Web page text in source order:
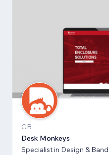
GB
Desk Monkeys
Specialist in Design &